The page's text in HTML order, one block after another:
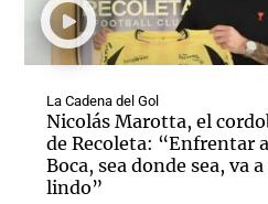
La Cadena del Gol
Nicolás Marotta, el
de Recoleta: “Enfrentar a
Boca, sea donde sea, va a
lindo”